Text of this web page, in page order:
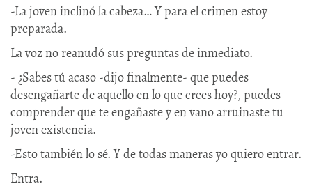
-La joven inclinó la cabeza… Y para el crimen estoy
preparada.
La voz no reanudó sus preguntas de inmediato.
- ¿Sabes tú acaso -dijo finalmente- que puedes
desengañarte de aquello en lo que crees hoy?, puedes
comprender que te engañaste y en vano arruinaste tu
joven existencia.
-Esto también lo sé. Y de todas maneras yo quiero entrar.
Entra.